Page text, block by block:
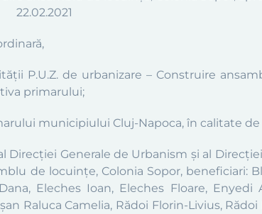
22.02.2021
,
P.U.Z. de urbanizare – Construire
primarului;
municipiului Cluj-Napoca, în calitate
Direcţiei Generale de Urbanism și al
de locuințe, Colonia Sopor, beneficiari:
Eleches Ioan, Eleches Floare,
Raluca Camelia, Rădoi Florin-Livius,